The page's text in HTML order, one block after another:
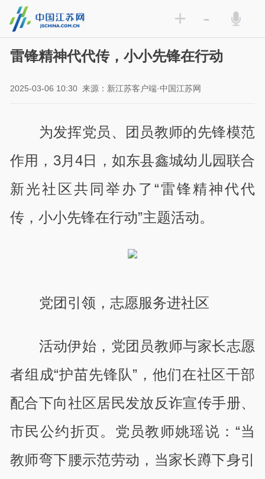
+ -
雷锋精神代代传，小小先锋在行动
2025-03-06 10:30 来源：新江苏客户端·中国江苏网
为发挥党员、团员教师的先锋模范
作用，3月4日，如东县鑫城幼儿园联合
新光社区共同举办了“雷锋精神代代
传，小小先锋在行动”主题活动。
党团引领，志愿服务进社区
活动伊始，党团员教师与家长志愿
者组成“护苗先锋队”，他们在社区干部
配合下向社区居民发放反诈宣传手册、
市民公约折页。党员教师姚瑶说：“当
教师弯下腰示范劳动，当家长蹲下身引